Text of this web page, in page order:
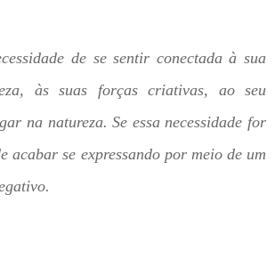
de se sentir conectada à sua
às suas forças criativas, ao seu
na natureza. Se essa necessidade for
acabar se expressando por meio de um